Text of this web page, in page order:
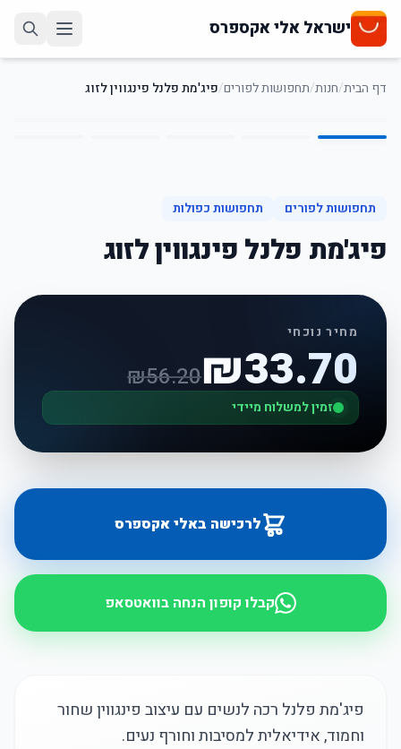
ישראל אלי אקספרס
דף הבית/חנות/תחפושות לפורים/פיג'מת פלנל פינגווין לזוג
1
/
5
תחפושות לפורים תחפושות כפולות
פיג'מת פלנל פינגווין לזוג
מחיר נוכחי
₪33.70
₪56.20
זמין למשלוח מיידי
לרכישה באלי אקספרס
קבלו קופון הנחה בוואטסאפ
פיג'מת פלנל רכה לנשים עם עיצוב פינגווין שחור
וחמוד, אידיאלית למסיבות וחורף נעים.